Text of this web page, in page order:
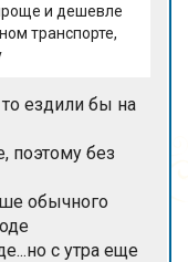
и дешевле
транспорте,
ездили бы на
поэтому без
обычного
с утра еще